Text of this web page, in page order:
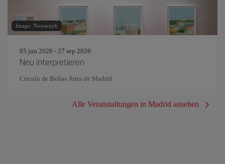
Image: Nowaczyk
05 jun 2026 - 27 sep 2026
Neu interpretieren
Círculo de Bellas Artes de Madrid
Alle Veranstaltungen in Madrid ansehen